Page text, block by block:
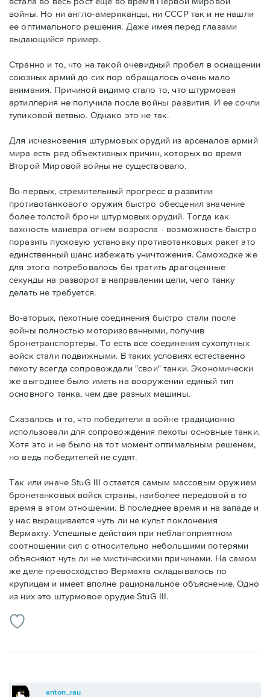
войны. Но ни англо-американцы, ни СССР так и не нашли
ее оптимального решения. Даже имея перед глазами
выдающийся пример.
Странно и то, что на такой очевидный пробел в оснащении
союзных армий до сих пор обращалось очень мало
внимания. Причиной видимо стало то, что штурмовая
артиллерия не получила после войны развития. И ее сочли
тупиковой ветвью. Однако это не так.
Для исчезновения штурмовых орудий из арсеналов армий
мира есть ряд объективных причин, которых во время
Второй Мировой войны не существовало.
Во-первых, стремительный прогресс в развитии
противотанкового оружия быстро обесценил значение
более толстой брони штурмовых орудий. Тогда как
важность маневра огнем возросла - возможность быстро
поразить пусковую установку противотанковых ракет это
единственный шанс избежать уничтожения. Самоходке же
для этого потребовалось бы тратить драгоценные
секунды на разворот в направлении цели, чего танку
делать не требуется.
Во-вторых, пехотные соединения быстро стали после
войны полностью моторизованными, получив
бронетранспортеры. То есть все соединения сухопутных
войск стали подвижными. В таких условиях естественно
пехоту всегда сопровождали "свои" танки. Экономически
же выгоднее было иметь на вооружении единый тип
основного танка, чем две разных машины.
Сказалось и то, что победители в войне традиционно
использовали для сопровождения пехоты основные танки.
Хотя это и не было на тот момент оптимальным решенем,
но ведь победителей не судят.
Так или иначе StuG III остается самым массовым оружием
бронетанковых войск страны, наиболее передовой в то
время в этом отношении. В последнее время и на западе и
у нас выращивается чуть ли не культ поклонения
Вермахту. Успешные действия при неблагоприятном
соотношении сил с относительно небольшими потерями
объясняют чуть ли не мистическими причинами. На самом
же деле превосходство Вермахта складывалось по
крупицам и имеет вполне рациональное объяснение. Одно
из них это штурмовое орудие StuG III.
anton_rau